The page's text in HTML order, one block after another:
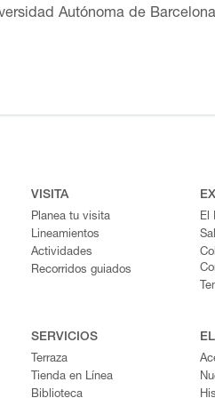
Autónoma de
UAB; en la Universidad
del Programa BBVA
estar-los- unos-con- los-
y participado en
VISITA
Planea tu visita
Lineamientos
Actividades
Recorridos guiados
El
SERVICIOS
Terraza
Tienda en Línea
Biblioteca